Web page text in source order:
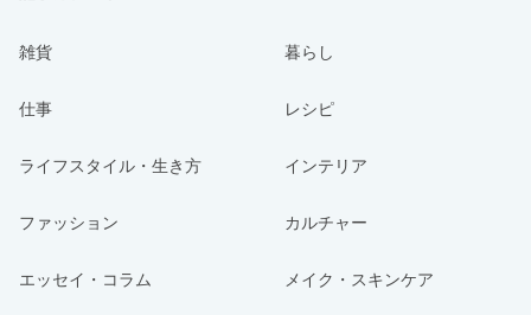
雑貨 暮らし
仕事 レシピ
ライフスタイル・生き方 インテリア
ファッション カルチャー
エッセイ・コラム メイク・スキンケア